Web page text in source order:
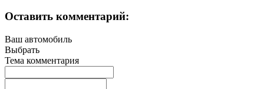
Оставить комментарий:
Ваш автомобиль
Выбрать
Тема комментария